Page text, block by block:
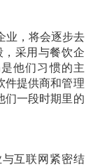
业，将会逐步去
，采用与餐饮企
他们习惯的主
件提供商和管理
们一段时期里的
互联网紧密结